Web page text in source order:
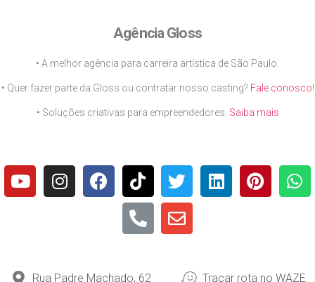
Agência Gloss
• A melhor agência para carreira artística de São Paulo.
• Quer fazer parte da Gloss ou contratar nosso casting? Fale conosco!
• Soluções criativas para empreendedores. Saiba mais
Rua Padre Machado, 62 Traçar rota no WAZE